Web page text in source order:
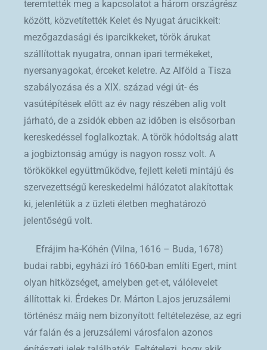
teremtették meg a kapcsolatot a három országrész
között, közvetítették Kelet és Nyugat árucikkeit:
mezőgazdasági és iparcikkeket, török árukat
szállítottak nyugatra, onnan ipari termékeket,
nyersanyagokat, érceket keletre. Az Alföld a Tisza
szabályozása és a XIX. század végi út- és
vasútépítések előtt az év nagy részében alig volt
járható, de a zsidók ebben az időben is elsősorban
kereskedéssel foglalkoztak. A török hódoltság alatt
a jogbiztonság amúgy is nagyon rossz volt. A
törökökkel együttműködve, fejlett keleti mintájú és
szervezettségű kereskedelmi hálózatot alakítottak
ki, jelenlétük a z üzleti életben meghatározó
jelentőségű volt.
Efrájim ha-Kóhén (Vilna, 1616 – Buda, 1678)
budai rabbi, egyházi író 1660-ban említi Egert, mint
olyan hitközséget, amelyben get-et, válólevelet
állítottak ki. Érdekes Dr. Márton Lajos jeruzsálemi
történész máig nem bizonyított feltételezése, az egri
vár falán és a jeruzsálemi városfalon azonos